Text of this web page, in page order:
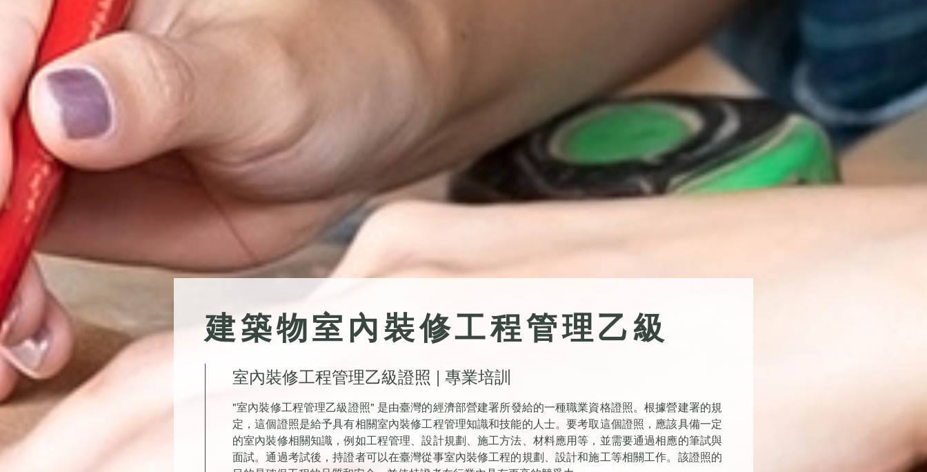
建築物室內裝修工程管理乙級
室內裝修工程管理乙級證照 | 專業培訓
"室內裝修工程管理乙級證照" 是由臺灣的經濟部營建署所發給的一種職業資格證照。根據營建署的規
定，這個證照是給予具有相關室內裝修工程管理知識和技能的人士。要考取這個證照，應該具備一定
的室內裝修相關知識，例如工程管理、設計規劃、施工方法、材料應用等，並需要通過相應的筆試與
面試。通過考試後，持證者可以在臺灣從事室內裝修工程的規劃、設計和施工等相關工作。該證照的